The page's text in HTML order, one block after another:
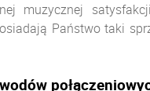
muzycznej
Państwo taki